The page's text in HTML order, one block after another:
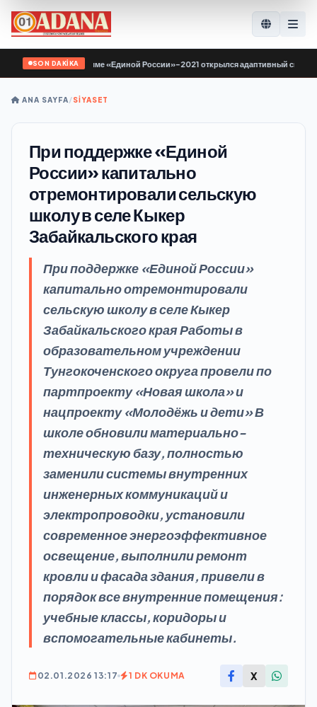
SON DAKİKA
Народной программе «Единой России»-2021 открылся адаптивный спортзал
ANA SAYFA/SİYASET
При поддержке «Единой
России» капитально
отремонтировали сельскую
школу в селе Кыкер
Забайкальского края
При поддержке «Единой России»
капитально отремонтировали
сельскую школу в селе Кыкер
Забайкальского края Работы в
образовательном учреждении
Тунгокоченского округа провели по
партпроекту «Новая школа» и
нацпроекту «Молодёжь и дети» В
школе обновили материально-
техническую базу, полностью
заменили системы внутренних
инженерных коммуникаций и
электропроводки, установили
современное энергоэффективное
освещение, выполнили ремонт
кровли и фасада здания, привели в
порядок все внутренние помещения:
учебные классы, коридоры и
вспомогательные кабинеты.
02.01.2026 13:17 1 DK OKUMA X